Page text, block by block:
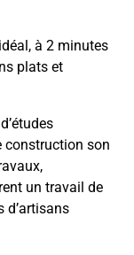
à 2 minutes
plats et
construction son
un travail de
d’artisans